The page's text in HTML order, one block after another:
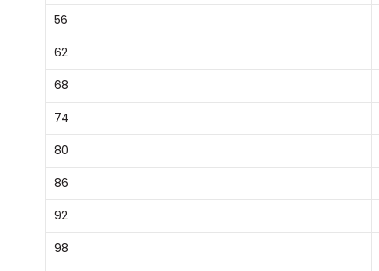
56
62
68
74
80
86
92
98